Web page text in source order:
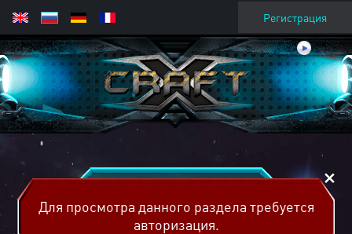
Регистрация
Для просмотра данного раздела требуется
авторизация.